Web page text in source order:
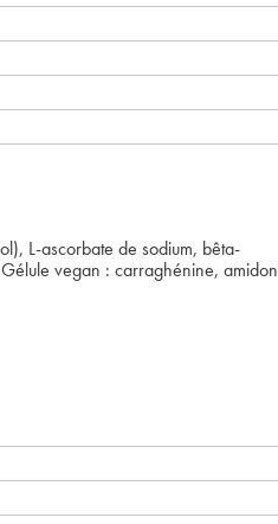
L-ascorbate de sodium, bêta-
vegan : carraghénine, amidon